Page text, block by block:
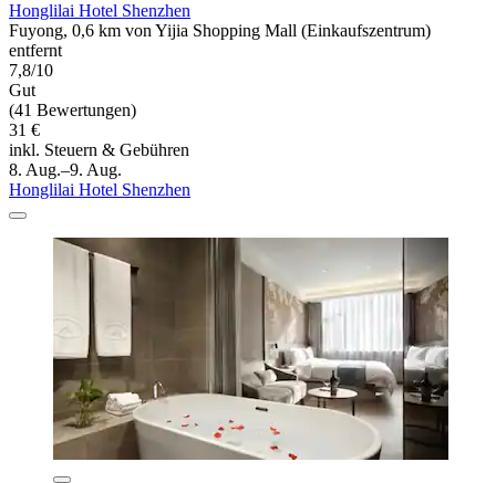
Honglilai Hotel Shenzhen
Fuyong, 0,6 km von Yijia Shopping Mall (Einkaufszentrum)
entfernt
7,8/10
Gut
(41 Bewertungen)
31 €
inkl. Steuern & Gebühren
8. Aug.–9. Aug.
Honglilai Hotel Shenzhen